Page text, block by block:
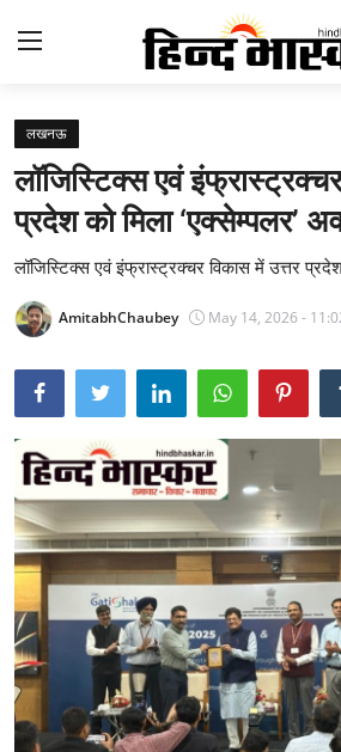
Contact
होम
राष्ट्र चिंतन
आज का विचार
मनोरंजन
epaper
देश- विदेश
राशिफल
खेत- खलिहान
धर्म- अध्यात्म
लखनऊ
लॉजिस्टिक्स एवं
प्रदेश को मिला ‘एक्सेम्पलर’
लॉजिस्टिक्स एवं इंफ्रास्ट्रक्चर विकास में उत्तर प्रदेश
AmitabhChaubey May 14, 2026 -